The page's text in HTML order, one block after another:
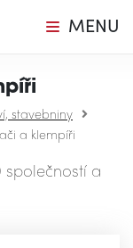
MENU
stavebniny
a klempíři
a